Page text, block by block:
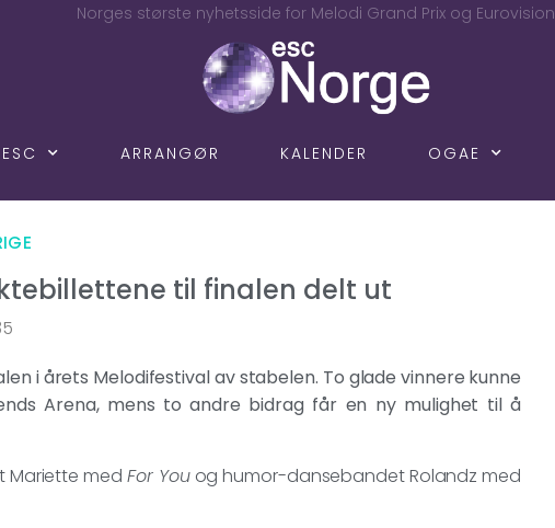
Norges største nyhetsside for Melodi Grand Prix og Eurovision
ESC ARRANGØR KALENDER OGAE
til finalen delt ut
i årets Melodifestival av stabelen. To glade vinnere kunne
Arena, mens to andre bidrag får en ny mulighet til å
Mariette med For Youog humor-dansebandet Rolandz med